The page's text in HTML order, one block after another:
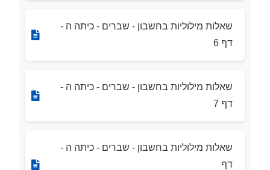
שאלות מילוליות בחשבון - שברים - כיתה ה -
דף 6
שאלות מילוליות בחשבון - שברים - כיתה ה -
דף 7
שאלות מילוליות בחשבון - שברים - כיתה ה -
דף